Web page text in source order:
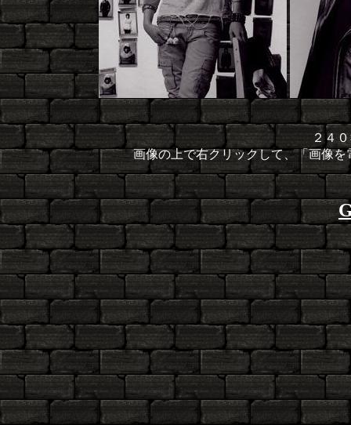
２４
画像の上で右クリックして、「画像